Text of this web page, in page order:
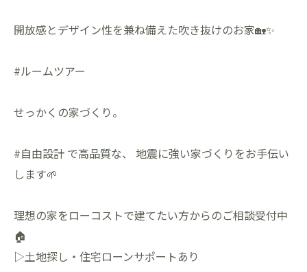
開放感とデザイン性を兼ね備えた吹き抜けのお家🏡✨
#ルームツアー
せっかくの家づくり。
#自由設計 で高品質な、 地震に強い家づくりをお手伝い
します🌱
理想の家をローコストで建てたい方からのご相談受付中
🏠
▷土地探し・住宅ローンサポートあり